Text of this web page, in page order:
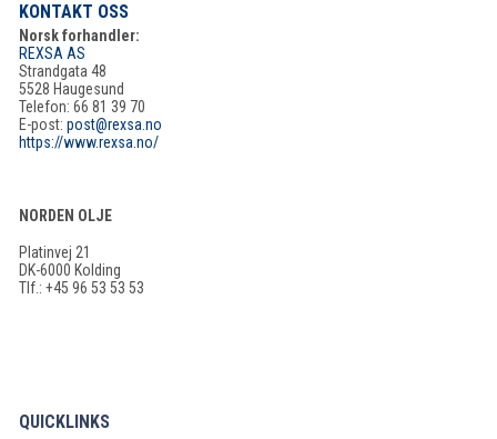
KONTAKT OSS
Norsk forhandler:
REXSA AS
Strandgata 48
5528 Haugesund
Telefon: 66 81 39 70
E-post: post@rexsa.no
https://www.rexsa.no/
NORDEN OLJE
Platinvej 21
DK-6000 Kolding
Tlf.: +45 96 53 53 53
QUICKLINKS